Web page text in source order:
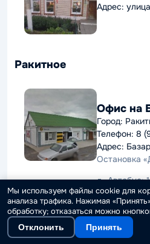
Адрес:
Ракитное
Офис на
Город:
Телефон: 8
Адрес:
Остановка
Автобус:
Рославль
Мы используем файлы cookie для
анализа трафика. Нажимая
обработку; отказаться можно
Отклонить Принять